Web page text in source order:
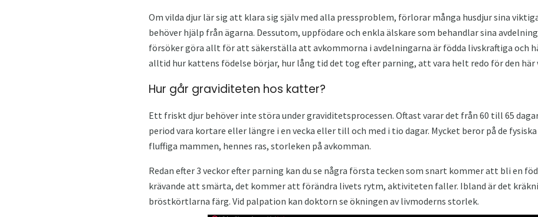
Om vilda djur lär sig att klara sig själv med alla pressproblem, förlorar många husdjur sina
behöver hjälp från ägarna. Dessutom, uppfödare och enkla älskare som behandlar sina
försöker göra allt för att säkerställa att avkommorna i avdelningarna är födda livskraftiga och
alltid hur kattens födelse börjar, hur lång tid det tog efter parning, att vara helt redo för den här
Hur går graviditeten hos katter?
Ett friskt djur behöver inte störa under graviditetsprocessen. Oftast varar det från 60 till 65
period vara kortare eller längre i en vecka eller till och med i tio dagar. Mycket beror på de
fluffiga mammen, hennes ras, storleken på avkomman.
Redan efter 3 veckor efter parning kan du se några första tecken som snart kommer att bli en
krävande att smärta, det kommer att förändra livets rytm, aktiviteten faller. Ibland är det
bröstkörtlarna färg. Vid palpation kan doktorn se ökningen av livmoderns storlek.